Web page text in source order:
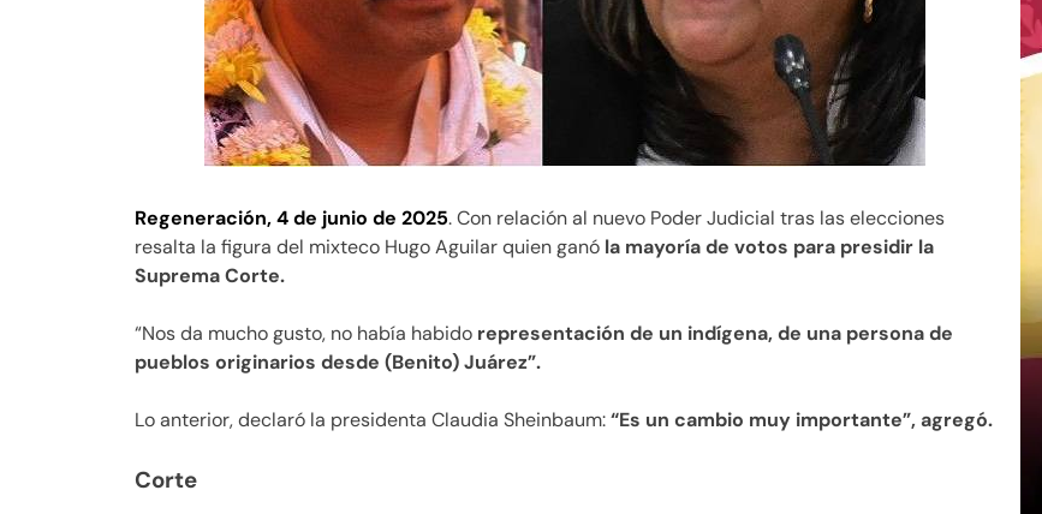
Regeneración, 4 de junio de 2025. Con relación al nuevo Poder Judicial tras las elecciones
resalta la figura del mixteco Hugo Aguilar quien ganó la mayoría de votos para presidir la
Suprema Corte.
“Nos da mucho gusto, no había habido representación de un indígena, de una persona de
pueblos originarios desde (Benito) Juárez”.
Lo anterior, declaró la presidenta Claudia Sheinbaum:“Es un cambio muy importante”, agregó.
Corte